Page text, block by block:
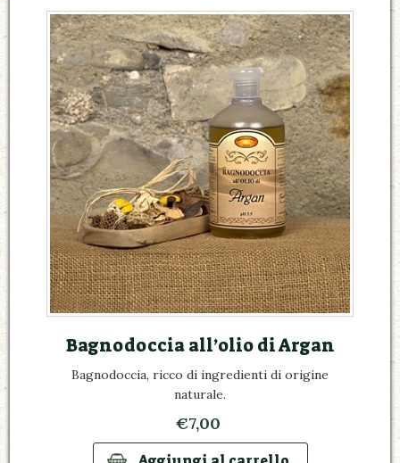
Bagnodoccia all’olio di Argan
Bagnodoccia, ricco di ingredienti di origine
naturale.
€7,00